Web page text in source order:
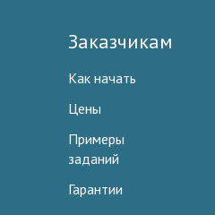
Заказчикам
Как начать
Цены
Примеры
заданий
Гарантии